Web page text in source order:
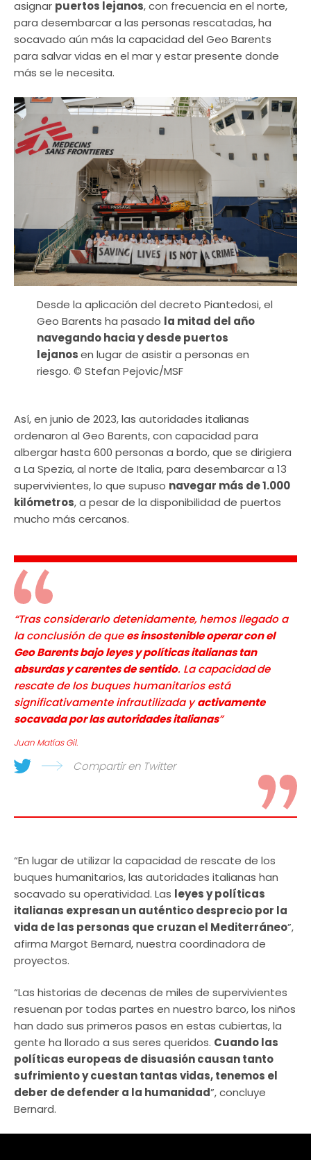
asignar puertos lejanos, con frecuencia en el norte,
para desembarcar a las personas rescatadas, ha
socavado aún más la capacidad del Geo Barents
para salvar vidas en el mar y estar presente donde
más se le necesita.
Desde la aplicación del decreto Piantedosi, el
Geo Barents ha pasado la mitad del año
navegando hacia y desde puertos
lejanosen lugar de asistir a personas en
riesgo. © Stefan Pejovic/MSF
Así, en junio de 2023, las autoridades italianas
ordenaron al Geo Barents, con capacidad para
albergar hasta 600 personas a bordo, que se dirigiera
a La Spezia, al norte de Italia, para desembarcar a 13
supervivientes, lo que supuso navegar más de 1.000
kilómetros, a pesar de la disponibilidad de puertos
mucho más cercanos.
“Tras considerarlo detenidamente, hemos llegado a
la conclusión de quees insostenible operar con el
Geo Barents bajo leyes y políticas italianas tan
absurdas y carentes de sentido. La capacidadde
rescate de los buques humanitarios está
significativamente infrautilizada yactivamente
socavada por las autoridades italianas”
Juan Matías Gil.
Compartir en Twitter
“En lugar de utilizar la capacidad de rescate de los
buques humanitarios, las autoridades italianas han
socavado su operatividad. Las leyes y políticas
italianas expresan un auténtico desprecio por la
vida de las personas que cruzan el Mediterráneo”,
afirma Margot Bernard, nuestra coordinadora de
proyectos. ​
“Las historias de decenas de miles de supervivientes
resuenan por todas partes en nuestro barco, los niños
han dado sus primeros pasos en estas cubiertas, la
gente ha llorado a sus seres queridos. Cuando las
políticas europeas de disuasión causan tanto
sufrimiento y cuestan tantas vidas, tenemos el
deber de defender a la humanidad”, concluye
Bernard.